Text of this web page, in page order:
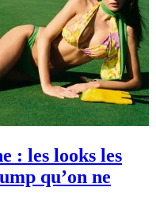
: les looks les
qu’on ne